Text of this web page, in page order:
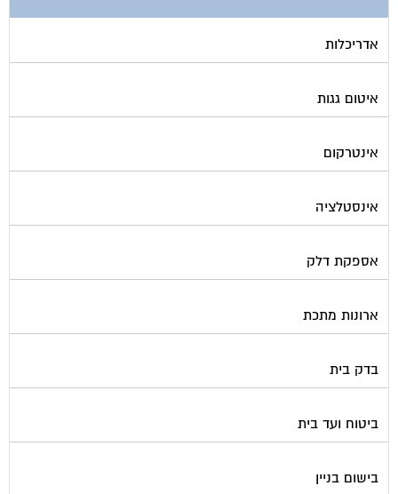
אדריכלות
איטום גגות
אינטרקום
אינסטלציה
אספקת דלק
ארונות מתכת
בדק בית
ביטוח ועד בית
בישום בניין